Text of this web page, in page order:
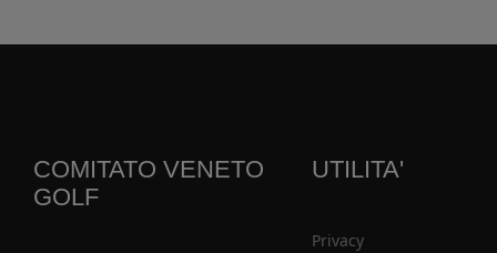
COMITATO VENETO
GOLF
UTILITA'
Privacy